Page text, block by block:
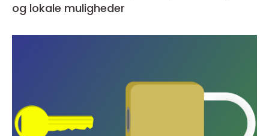
og lokale muligheder